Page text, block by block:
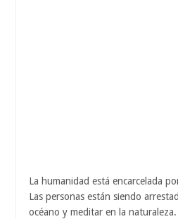
La humanidad está encarcelada
Las personas están siendo
océano y meditar en la naturaleza.